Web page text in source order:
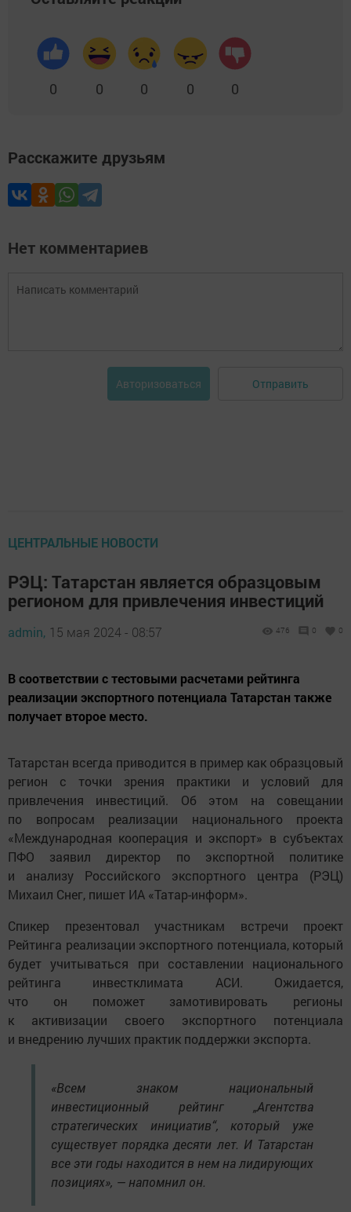
0 0 0 0 0
Расскажите друзьям
Нет комментариев
Авторизоваться Отправить
ЦЕНТРАЛЬНЫЕ НОВОСТИ
РЭЦ: Татарстан является образцовым
регионом для привлечения инвестиций
admin, 15 мая 2024 - 08:57 476 0 0
В соответствии с тестовыми расчетами рейтинга
реализации экспортного потенциала Татарстан также
получает второе место.
Татарстан всегда приводится в пример как образцовый
регион с точки зрения практики и условий для
привлечения инвестиций. Об этом на совещании
по вопросам реализации национального проекта
«Международная кооперация и экспорт» в субъектах
ПФО заявил директор по экспортной политике
и анализу Российского экспортного центра (РЭЦ)
Михаил Снег, пишет ИА «Татар-информ».
Спикер презентовал участникам встречи проект
Рейтинга реализации экспортного потенциала, который
будет учитываться при составлении национального
рейтинга инвестклимата АСИ. Ожидается,
что он поможет замотивировать регионы
к активизации своего экспортного потенциала
и внедрению лучших практик поддержки экспорта.
«Всем знаком национальный
инвестиционный рейтинг „Агентства
стратегических инициатив“, который уже
существует порядка десяти лет. И Татарстан
все эти годы находится в нем на лидирующих
позициях», — напомнил он.